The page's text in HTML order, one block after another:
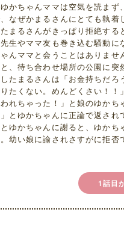
かちゃんママは空気を読ま
なぜかまるさんにとても執
まるさんがきっぱり拒絶す
生やママ友も巻き込む騒動
んママと会うことはありま
、待ち合わせ場所の公園に
たまるさんは「お金持ちだ
たくない。めんどくさい！
れちゃった！」と娘のゆか
とゆかちゃんに正論で返さ
ゆかちゃんに謝ると、ゆか
幼い娘に諭されさすがに拒
1話目